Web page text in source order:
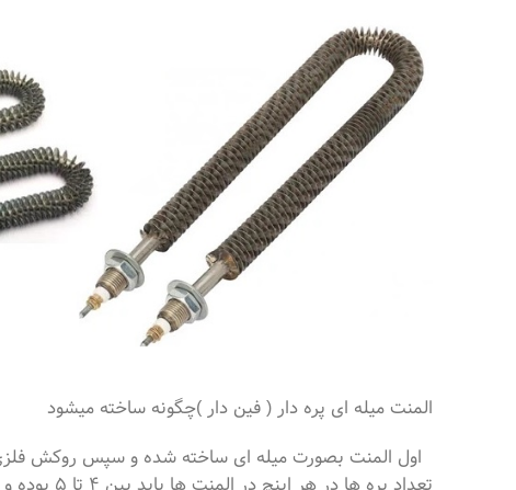
المنت میله ای پره دار ( فین دار )چگونه ساخته میشود
اول المنت بصورت میله ای ساخته شده و سپس روکش